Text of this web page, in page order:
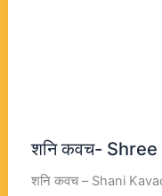
शनि कवच-
शनि कवच – Shani